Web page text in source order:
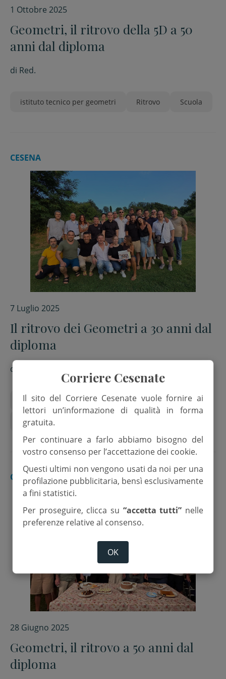
1 Ottobre 2025
Geometri, il ritrovo della 5D a 50
anni dal diploma
di Red.
istituto tecnico per geometri Ritrovo Scuola
CESENA
7 Luglio 2025
Il ritrovo dei Geometri a 30 anni dal
diploma
di
Anniversario istituto tecnico per geometri
Ritrovo
CESENA
28 Giugno 2025
Geometri, il ritrovo a 50 anni dal
diploma
Corriere Cesenate
Il sito del Corriere Cesenate vuole fornire ai
lettori un’informazione di qualità in forma
gratuita.
Per continuare a farlo abbiamo bisogno del
vostro consenso per l’accettazione dei cookie.
Questi ultimi non vengono usati da noi per una
profilazione pubblicitaria, bensì esclusivamente
a fini statistici.
Per proseguire, clicca su “accetta tutti” nelle
preferenze relative al consenso.
OK